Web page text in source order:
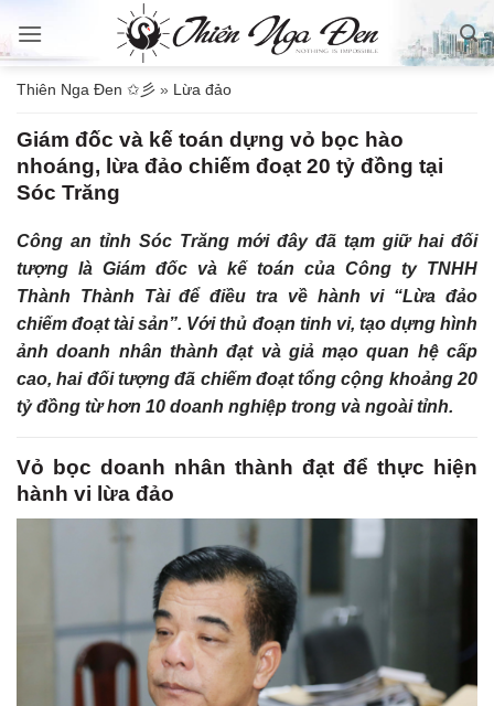
qua
dungThiên Nga Đen ✩彡 » Lừa đảo
Giám đốc và kế toán dựng vỏ bọc hào
nhoáng, lừa đảo chiếm đoạt 20 tỷ đồng tại
Sóc Trăng
Công an tỉnh Sóc Trăng mới đây đã tạm giữ hai đối
tượng là Giám đốc và kế toán của Công ty TNHH
Thành Thành Tài để điều tra về hành vi “Lừa đảo
chiếm đoạt tài sản”. Với thủ đoạn tinh vi, tạo dựng hình
ảnh doanh nhân thành đạt và giả mạo quan hệ cấp
cao, hai đối tượng đã chiếm đoạt tổng cộng khoảng 20
tỷ đồng từ hơn 10 doanh nghiệp trong và ngoài tỉnh.
Vỏ bọc doanh nhân thành đạt để thực hiện
hành vi lừa đảo